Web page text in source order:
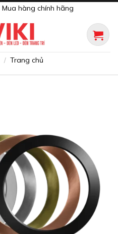
Mua hàng chính hãng
/ Trang chủ